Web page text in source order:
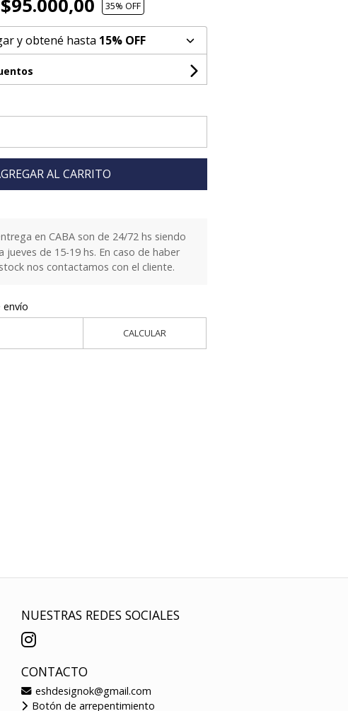
$95.000,00 35% OFF
y obtené hasta 15% OFF
AL CARRITO
en CABA son de 24/72 hs siendo
jueves de 15-19 hs. En caso de haber
nos contactamos con el cliente.
envío
CALCULAR
NUESTRAS REDES SOCIALES
CONTACTO
eshdesignok@gmail.com
Botón de arrepentimiento